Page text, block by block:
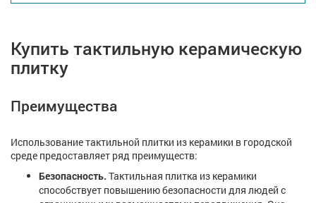
Купить тактильную керамическую
плитку
Преимущества
Использование тактильной плитки из керамики в городской
среде предоставляет ряд преимуществ:
Безопасность. Тактильная плитка из керамики
способствует повышению безопасности для людей с